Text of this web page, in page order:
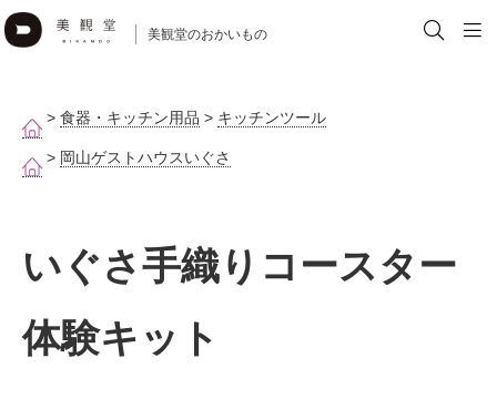
美観堂のおかいもの
> 食器・キッチン用品 > キッチンツール
> 岡山ゲストハウスいぐさ
いぐさ手織りコースター
体験キット